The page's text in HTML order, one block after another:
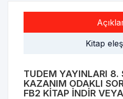
Kitap
TUDEM YAYINLARI 8.
KAZANIM ODAKLI
FB2 KITAP INDIR